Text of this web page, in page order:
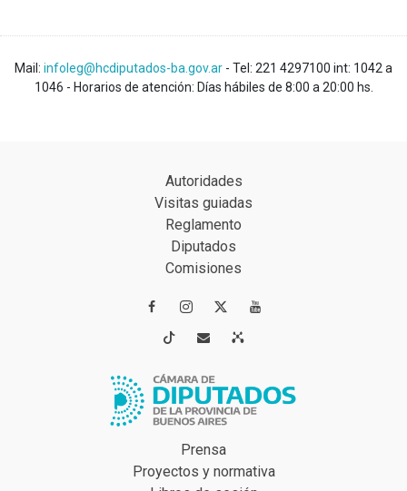
Mail: infoleg@hcdiputados-ba.gov.ar - Tel: 221 4297100 int: 1042 a
1046 - Horarios de atención: Días hábiles de 8:00 a 20:00 hs.
Autoridades
Visitas guiadas
Reglamento
Diputados
Comisiones
 
 
Prensa
Proyectos y normativa